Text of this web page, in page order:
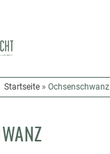
Startseite» Ochsenschwanz